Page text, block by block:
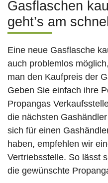
Gasflaschen
geht’s am
Eine neue Gasflasche
auch problemlos
man den Kaufpreis der
Geben Sie einfach ihre
Propangas
die nächsten
sich für einen
haben, empfehlen wir
Vertriebsstelle. So lässt
die gewünschte